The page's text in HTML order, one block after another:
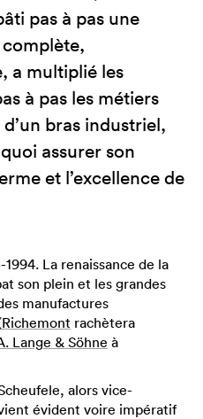
pas à pas une
a multiplié les
à pas les métiers
d’un bras industriel,
assurer son
et l’excellence de
La renaissance de la
son plein et les grandes
manufactures
Richemont rachètera
Lange & Söhne à
alors vice-
évident voire impératif